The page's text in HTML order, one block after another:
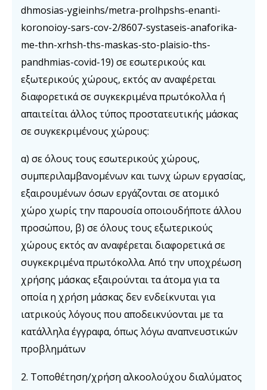
dhmosias-ygieinhs/metra-prolhpshs-enanti-
koronoioy-sars-cov-2/8607-systaseis-anaforika-
me-thn-xrhsh-ths-maskas-sto-plaisio-ths-
pandhmias-covid-19) σε εσωτερικούς και
εξωτερικούς χώρους, εκτός αν αναφέρεται
διαφορετικά σε συγκεκριμένα πρωτόκολλα ή
απαιτείται άλλος τύπος προστατευτικής μάσκας
σε συγκεκριμένους χώρους:
α) σε όλους τους εσωτερικούς χώρους,
συμπεριλαμβανομένων και τωνχ ώρων εργασίας,
εξαιρουμένων όσων εργάζονται σε ατομικό
χώρο χωρίς την παρουσία οποιουδήποτε άλλου
προσώπου, β) σε όλους τους εξωτερικούς
χώρους εκτός αν αναφέρεται διαφορετικά σε
συγκεκριμένα πρωτόκολλα. Από την υποχρέωση
χρήσης μάσκας εξαιρούνται τα άτομα για τα
οποία η χρήση μάσκας δεν ενδείκνυται για
ιατρικούς λόγους που αποδεικνύονται με τα
κατάλληλα έγγραφα, όπως λόγω αναπνευστικών
προβλημάτων
2. Τοποθέτηση/χρήση αλκοολούχου διαλύματος